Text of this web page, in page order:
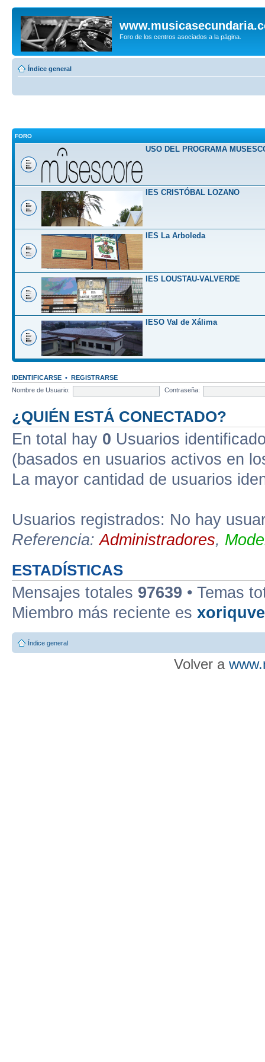
Foro de los centros asociados a la página.
Índice general
FORO
USO DEL PROGRAMA
IES CRISTÓBAL LOZANO
IES La Arboleda
IES LOUSTAU-VALVERDE
IESO Val de Xálima
IDENTIFICARSE • REGISTRARSE
Nombre de Usuario:
Contraseña:
¿QUIÉN ESTÁ CONECTADO?
En total hay 0 Usuarios
(basados en usuarios activos en
La mayor cantidad de usuarios
Usuarios registrados: No hay
Referencia:Administradores,
ESTADÍSTICAS
Mensajes totales 97639 • Temas
Miembro más reciente es
Índice general
Volver a